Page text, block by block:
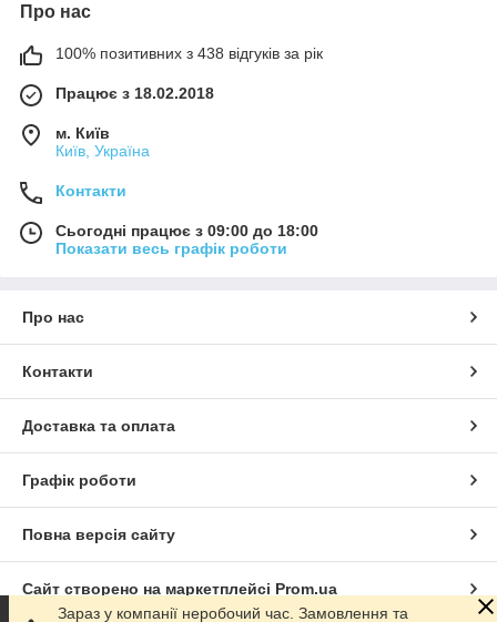
Про нас
100% позитивних з 438 відгуків за рік
Працює з 18.02.2018
м. Київ
Київ, Україна
Контакти
Сьогодні працює з 09:00 до 18:00
Показати весь графік роботи
Про нас
Контакти
Доставка та оплата
Графік роботи
Повна версія сайту
Сайт створено на маркетплейсі Prom.ua
Зараз у компанії неробочий час. Замовлення та